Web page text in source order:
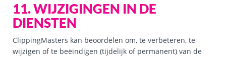
11. WIJZIGINGEN IN DE
DIENSTEN
ClippingMasters kan beoordelen om, te verbeteren, te
wijzigen of te beëindigen (tijdelijk of permanent) van de